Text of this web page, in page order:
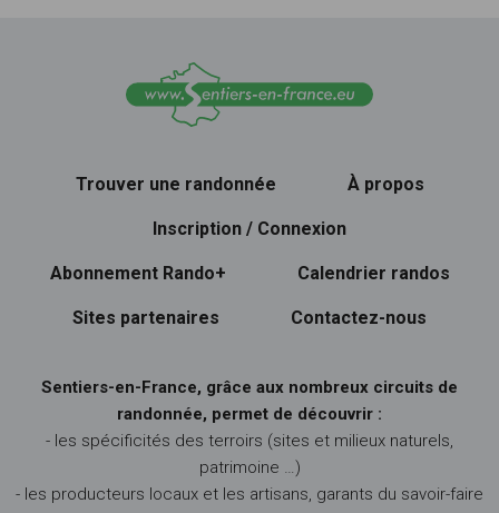
Trouver une randonnée À propos
Inscription / Connexion
Abonnement Rando+ Calendrier randos
Sites partenaires Contactez-nous
Sentiers-en-France, grâce aux nombreux circuits de
randonnée, permet de découvrir :
- les spécificités des terroirs (sites et milieux naturels,
patrimoine …)
- les producteurs locaux et les artisans, garants du savoir-faire